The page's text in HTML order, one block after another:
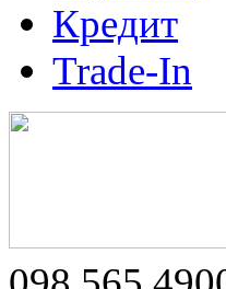
Кредит
Trade-In